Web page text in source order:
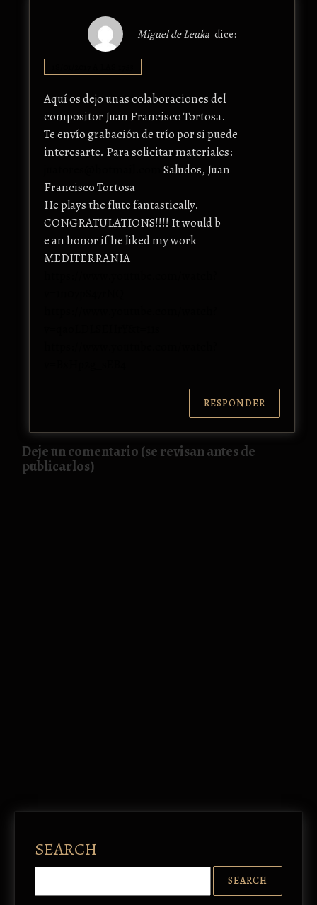
Miguel de Leuka dice:
Aquí os dejo unas colaboraciones del
compositor Juan Francisco Tortosa.
Te envío grabación de trío por si puede
interesarte. Para solicitar materiales:
Saludos, Juan
Francisco Tortosa
He plays the flute fantastically.
CONGRATULATIONS!!!! It would b
e an honor if he liked my work
MEDITERRANIA
RESPONDER
Deje un comentario (se revisan antes de
publicarlos)
SEARCH